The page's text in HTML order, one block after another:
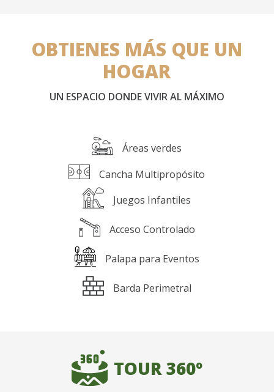
OBTIENES MÁS QUE UN
HOGAR
UN ESPACIO DONDE VIVIR AL MÁXIMO
Áreas verdes
Cancha Multipropósito
Juegos Infantiles
Acceso Controlado
Palapa para Eventos
Barda Perimetral
TOUR 360º